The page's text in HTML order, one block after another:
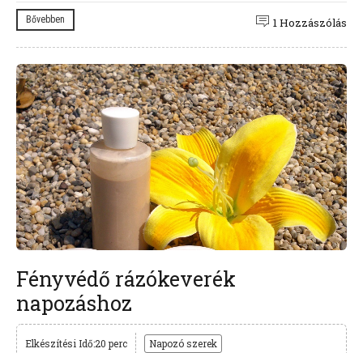
Bővebben 1 Hozzászólás
Fényvédő rázókeverék
napozáshoz
Elkészítési Idő:20 perc Napozó szerek